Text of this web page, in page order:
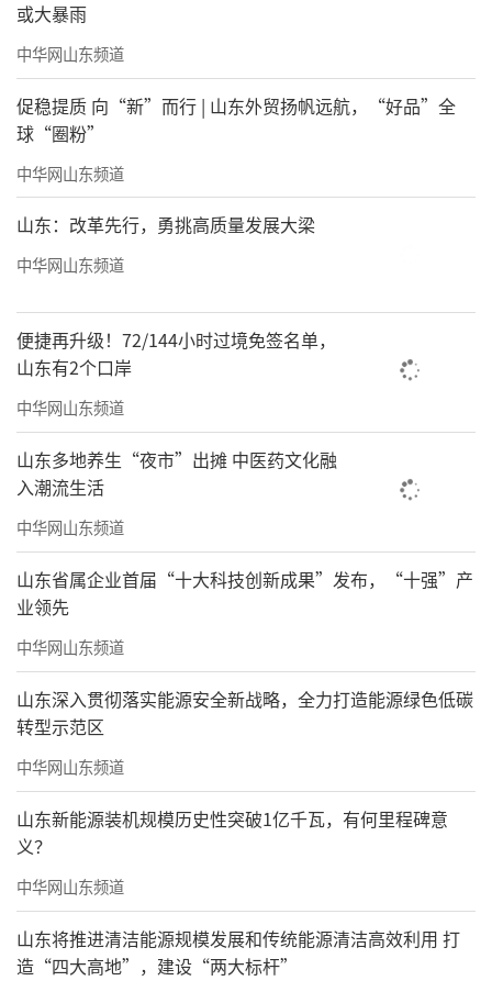
或大暴雨
中华网山东频道
促稳提质 向“新”而行 | 山东外贸扬帆远航，“好品”全
球“圈粉”
中华网山东频道
山东：改革先行，勇挑高质量发展大梁
中华网山东频道
便捷再升级！72/144小时过境免签名单，
山东有2个口岸
中华网山东频道
山东多地养生“夜市”出摊 中医药文化融
入潮流生活
中华网山东频道
山东省属企业首届“十大科技创新成果”发布，“十强”产
业领先
中华网山东频道
山东深入贯彻落实能源安全新战略，全力打造能源绿色低碳
转型示范区
中华网山东频道
山东新能源装机规模历史性突破1亿千瓦，有何里程碑意
义？
中华网山东频道
山东将推进清洁能源规模发展和传统能源清洁高效利用 打
造“四大高地”，建设“两大标杆”